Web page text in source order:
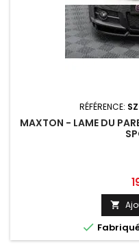
RÉFÉRENCE:
MAXTON - LAME DU

